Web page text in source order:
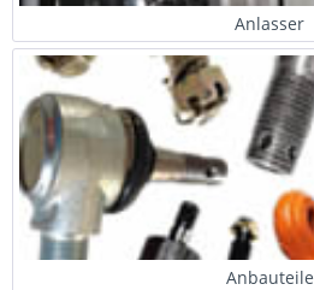
Anlasser
Anbauteile